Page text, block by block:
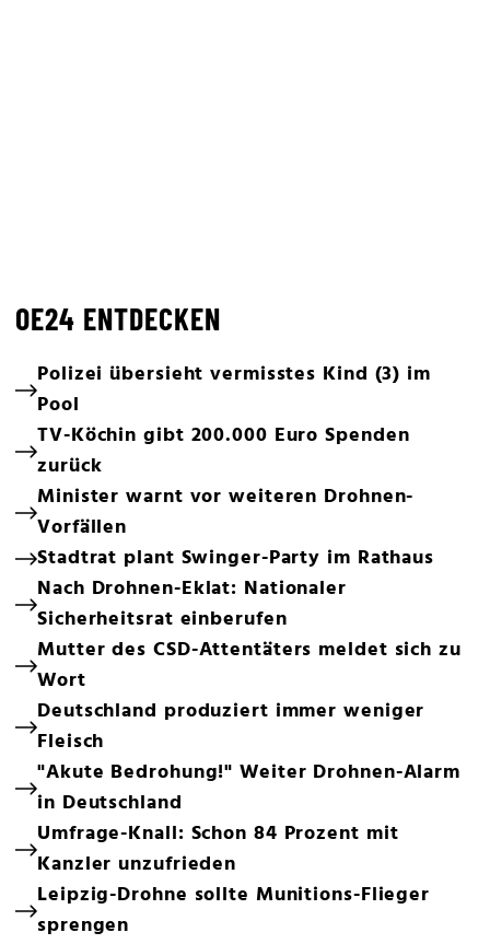
OE24 ENTDECKEN
Polizei übersieht vermisstes Kind (3) im
Pool
TV-Köchin gibt 200.000 Euro Spenden
zurück
Minister warnt vor weiteren Drohnen-
Vorfällen
Stadtrat plant Swinger-Party im Rathaus
Nach Drohnen-Eklat: Nationaler
Sicherheitsrat einberufen
Mutter des CSD-Attentäters meldet sich zu
Wort
Deutschland produziert immer weniger
Fleisch
"Akute Bedrohung!" Weiter Drohnen-Alarm
in Deutschland
Umfrage-Knall: Schon 84 Prozent mit
Kanzler unzufrieden
Leipzig-Drohne sollte Munitions-Flieger
sprengen